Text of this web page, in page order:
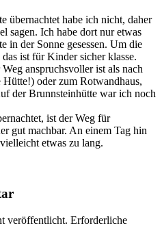
übernachtet habe ich nicht, daher
sagen. Ich habe dort nur etwas
in der Sonne gesessen. Um die
ist für Kinder sicher klasse.
anspruchsvoller ist als nach
oder zum Rotwandhaus,
der Brunnsteinhütte war ich noch
ist der Weg für
gut machbar. An einem Tag hin
etwas zu lang.
veröffentlicht. Erforderliche